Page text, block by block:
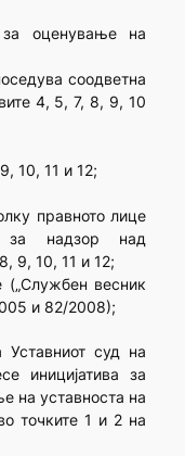
оценување на
соодветна
4, 5, 7, 8, 9, 10
10, 11 и 12;
правното лице
за надзор над
9, 10, 11 и 12;
весник
и 82/2008);
суд на
иницијатива за
на уставноста на
точките 1 и 2 на